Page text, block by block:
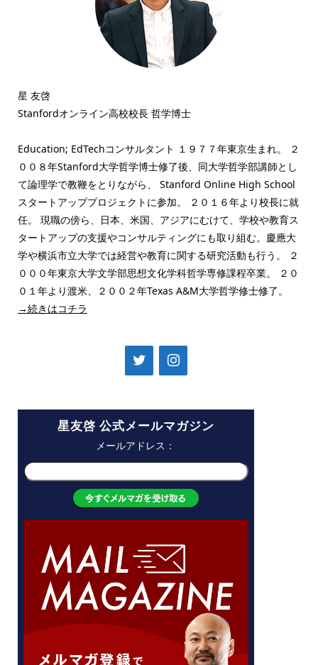
星 友啓
Stanfordオンライン高校校長 哲学博士
Education; EdTechコンサルタント １９７７年東京生まれ。 ２
００８年Stanford大学哲学博士修了後、同大学哲学部講師とし
て論理学で教鞭をとりながら、 Stanford Online High School
スタートアッププロジェクトに参加。 ２０１６年より校長に就
任。 現職の傍ら、日本、米国、アジアにむけて、学校や教育ス
タートアップの支援やコンサルティングにも取り組む。慶應大
学や横浜市立大学では経営や教育に関する研究活動も行う。 ２
０００年東京大学文学部思想文化学科哲学専修課程卒業。 ２０
０１年より渡米、２００２年Texas A&M大学哲学修士修了。
→続きはコチラ
星友啓 公式メールマガジン
メールアドレス：